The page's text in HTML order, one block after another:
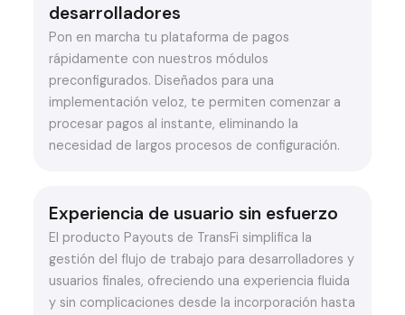
desarrolladores
Pon en marcha tu plataforma de pagos
rápidamente con nuestros módulos
preconfigurados. Diseñados para una
implementación veloz, te permiten comenzar a
procesar pagos al instante, eliminando la
necesidad de largos procesos de configuración.
Experiencia de usuario sin esfuerzo
El producto Payouts de TransFi simplifica la
gestión del flujo de trabajo para desarrolladores y
usuarios finales, ofreciendo una experiencia fluida
y sin complicaciones desde la incorporación hasta